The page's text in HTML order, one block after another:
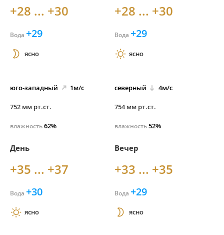
+28 ... +30
Вода +29
ясно
юго-западный 1м/с
752 мм рт.ст.
влажность62%
+28 ... +30
Вода +29
ясно
северный 4м/с
754 мм рт.ст.
влажность52%
День
+35 ... +37
Вода +30
ясно
Вечер
+33 ... +35
Вода +29
ясно